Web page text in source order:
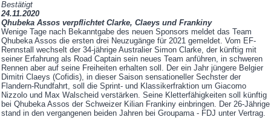
Bestätigt
24.11.2020
Qhubeka Assos verpflichtet Clarke, Claeys und Frankiny
Wenige Tage nach Bekanntgabe des neuen Sponsors meldet das Team
Qhubeka Assos die ersten drei Neuzugänge für 2021 gemeldet. Vom EF-
Rennstall wechselt der 34-jährige Australier Simon Clarke, der künftig mit
seiner Erfahrung als Road Captain sein neues Team anführen, in schweren
Rennen aber auf seine Freiheiten erhalten soll. Der ein Jahr jüngere Belgier
Dimitri Claeys (Cofidis), in dieser Saison sensationeller Sechster der
Flandern-Rundfahrt, soll die Sprint- und Klassikerfraktion um Giacomo
Nizzolo und Max Walscheid verstärken. Seine Kletterfähigkeiten soll künftig
bei Qhubeka Assos der Schweizer Kilian Frankiny einbringen. Der 26-Jährige
stand in den vergangenen beiden Jahren bei Groupama - FDJ unter Vertrag.